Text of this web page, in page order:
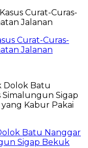
Curat-Curas-
Jalanan
Batu Nanggar
Sigap Bekuk